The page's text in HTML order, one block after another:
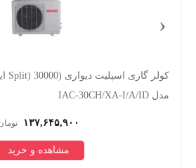
12HR4SYRCA01
۵۶,۳۰۰,۰۰۰ تومان
مشاهده و خرید
‹